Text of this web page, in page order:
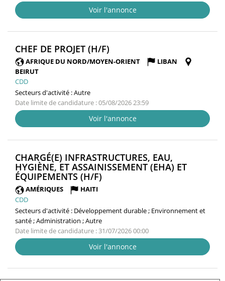
Voir l'annonce
CHEF DE PROJET (H/F)
FENÊTRE)
AFRIQUE DU NORD/MOYEN-ORIENT
LIBAN
BEIRUT
CDD
Secteurs d'activité :Autre
Date limite de candidature : 05/08/2026 23:59
Voir l'annonce
CHARGÉ(E) INFRASTRUCTURES, EAU,
HYGIÈNE, ET ASSAINISSEMENT (EHA) ET
ÉQUIPEMENTS (H/F)
AMÉRIQUES
HAITI
CDD
Secteurs d'activité : Développement durable ; Environnement et
santé ; Administration ; Autre
Date limite de candidature : 31/07/2026 00:00
Voir l'annonce